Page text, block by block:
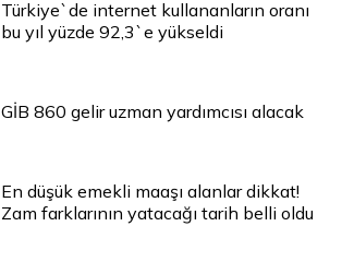
Türkiye`de internet kullananların oranı
bu yıl yüzde 92,3`e yükseldi
GİB 860 gelir uzman yardımcısı alacak
En düşük emekli maaşı alanlar dikkat!
Zam farklarının yatacağı tarih belli oldu